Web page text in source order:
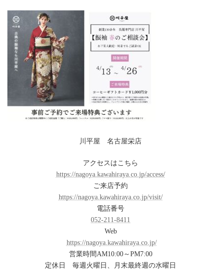
川平屋 名古屋栄店
アクセスはこちら
https://nagoya.kawahiraya.co.jp/access/
ご来店予約
https://nagoya.kawahiraya.co.jp/visit/
電話番号
052-211-8411
Web
https://nagoya.kawahiraya.co.jp/
営業時間AM10:00～PM7:00
定休日 毎週火曜日、月末最終週の水曜日